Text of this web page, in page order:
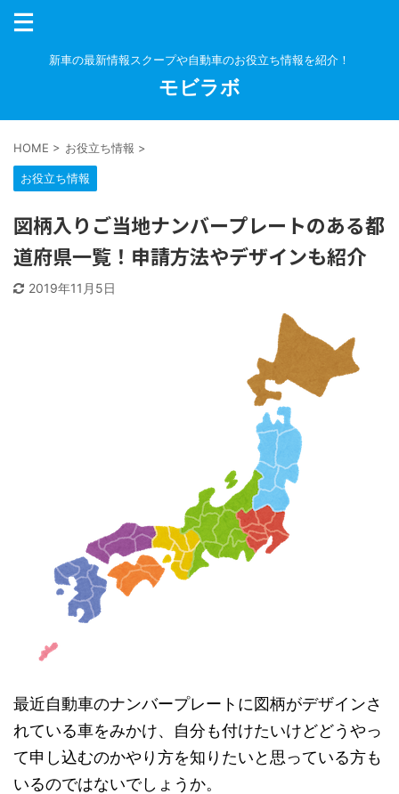
新車の最新情報スクープや自動車のお役立ち情報を紹介！
モビラボ
HOME > お役立ち情報 >
お役立ち情報
図柄入りご当地ナンバープレートのある都
道府県一覧！申請方法やデザインも紹介
2019年11月5日
最近自動車のナンバープレートに図柄がデザインさ
れている車をみかけ、自分も付けたいけどどうやっ
て申し込むのかやり方を知りたいと思っている方も
いるのではないでしょうか。